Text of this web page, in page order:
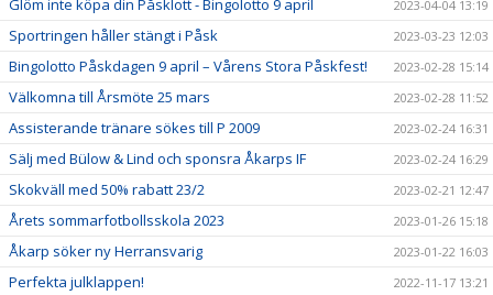
Glöm inte köpa din Påsklott - Bingolotto 9 april 2023-04-04 13:19
Sportringen håller stängt i Påsk 2023-03-23 12:03
Bingolotto Påskdagen 9 april – Vårens Stora Påskfest! 2023-02-28 15:14
Välkomna till Årsmöte 25 mars 2023-02-28 11:52
Assisterande tränare sökes till P 2009 2023-02-24 16:31
Sälj med Bülow & Lind och sponsra Åkarps IF 2023-02-24 16:29
Skokväll med 50% rabatt 23/2 2023-02-21 12:47
Årets sommarfotbollsskola 2023 2023-01-26 15:18
Åkarp söker ny Herransvarig 2023-01-22 16:03
Perfekta julklappen! 2022-11-17 13:21